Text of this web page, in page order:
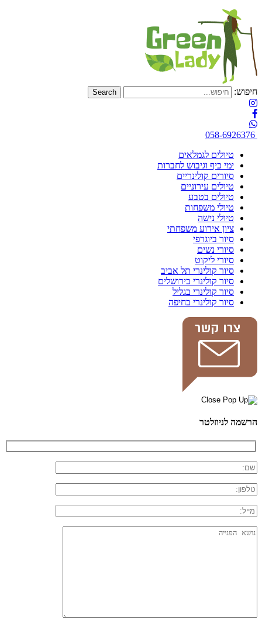
חיפוש:
058-6926376
טיולים לגמלאים
ימי כיף וגיבוש לחברות
סיורים קולינריים
טיולים עירוניים
טיולים בטבע
טיולי משפחות
טיולי נישה
ציון אירוע משפחתי
סיור ביוגרפי
סיורי נשים
סיורי ליקוט
סיור קולינרי תל אביב
סיור קולינרי בירושלים
סיור קולינרי בגליל
סיור קולינרי בחיפה
הרשמה לניוזלטר